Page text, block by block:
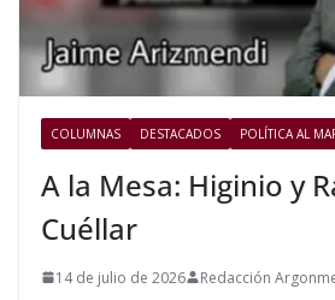
COLUMNAS DESTACADOS POLÍTICA AL
A la Mesa: Higinio y
Cuéllar
14 de julio de 2026 Redacción